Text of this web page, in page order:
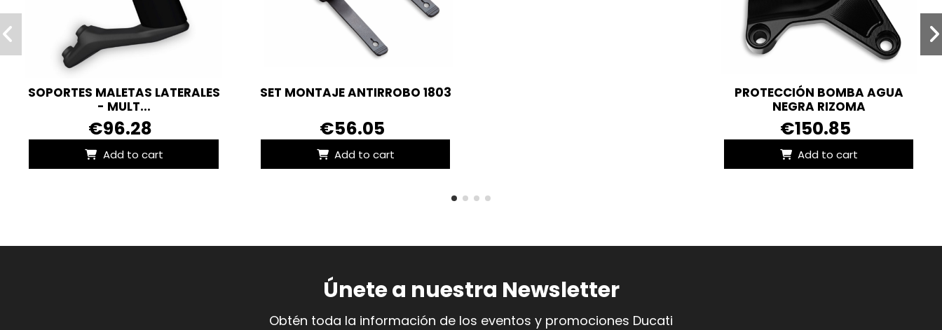
SOPORTES MALETAS LATERALES
- MULT...
€96.28
Add to cart
SET MONTAJE ANTIRROBO 1803
€56.05
Add to cart
PROTECCIÓN BOMBA AGUA
NEGRA RIZOMA
€150.85
Add to cart
Únete a nuestra Newsletter
Obtén toda la información de los eventos y promociones Ducati